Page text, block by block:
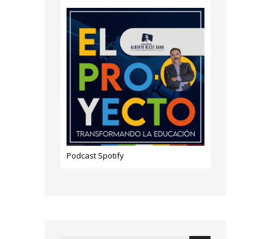
Podcast Spotify